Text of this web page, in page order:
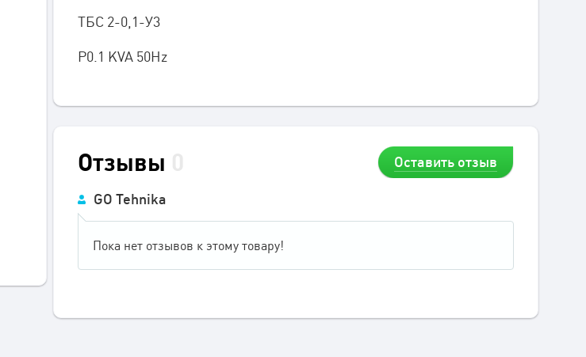
ТБС 2-0,1-У3
P0.1 KVA 50Hz
Отзывы Оставить отзыв
GO Tehnika
Пока нет отзывов к этому товару!